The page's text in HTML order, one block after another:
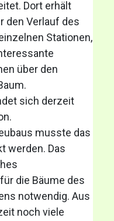
Dort erhält
den Verlauf des
Stationen,
über den
sich derzeit
musste das
werden. Das
die Bäume des
notwendig. Aus
noch viele